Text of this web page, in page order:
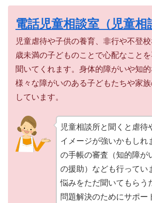
電話児童相談室（児童相
児童虐待や子供の養育、非行や不登
歳未満の子どものことで心配なこと
聞いてくれます。身体的障がいや知
様々な障がいのある子どもたちや家
しています。
児童相談所と聞くと虐待
イメージが強いかもしれ
の手帳の審査（知的障が
の援助）なども行ってい
悩みをただ聞いてもらう
問題解決のためにサポー